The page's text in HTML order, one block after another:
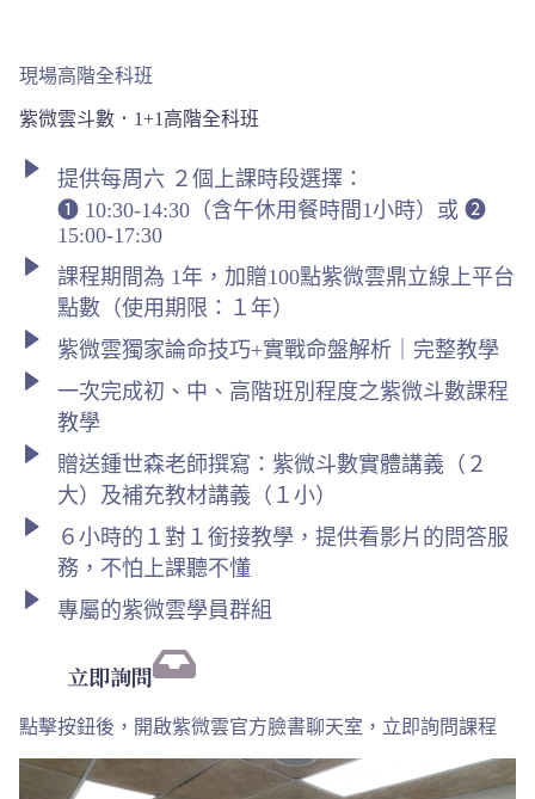
現場高階全科班
紫微雲斗數．1+1高階全科班
提供每周六 ２個上課時段選擇：
➊ 10:30-14:30（含午休用餐時間1小時）或 ➋
15:00-17:30
課程期間為 1年，加贈100點紫微雲鼎立線上平台
點數（使用期限：１年）
紫微雲獨家論命技巧+實戰命盤解析｜完整教學
一次完成初、中、高階班別程度之紫微斗數課程
教學
贈送鍾世森老師撰寫：紫微斗數實體講義（２
大）及補充教材講義（１小）
６小時的１對１銜接教學，提供看影片的問答服
務，不怕上課聽不懂
專屬的紫微雲學員群組
立即詢問
點擊按鈕後，開啟紫微雲官方臉書聊天室，立即詢問課程